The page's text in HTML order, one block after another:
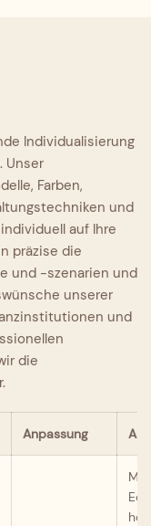
Individualisierung
Unser
Farben,
und
auf Ihre
präzise die
und -szenarien und
unserer
und
die
Anpassung